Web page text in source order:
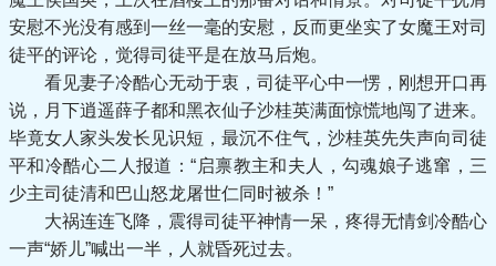
安慰不光没有感到一丝一毫的安慰，反而更坐实了女魔王对司
徒平的评论，觉得司徒平是在放马后炮。
看见妻子冷酷心无动于衷，司徒平心中一愣，刚想开口再
说，月下逍遥薛子都和黑衣仙子沙桂英满面惊慌地闯了进来。
毕竟女人家头发长见识短，最沉不住气，沙桂英先失声向司徒
平和冷酷心二人报道：“启禀教主和夫人，勾魂娘子逃窜，三
少主司徒清和巴山怒龙屠世仁同时被杀！”
大祸连连飞降，震得司徒平神情一呆，疼得无情剑冷酷心
一声“娇儿”喊出一半，人就昏死过去。